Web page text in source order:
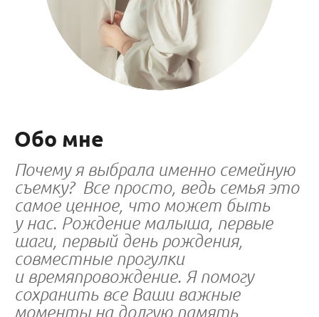
Обо мне
Почему я выбрала именно семейную
съемку? Все просто, ведь семья это
самое ценное, что может быть
у нас. Рождение малыша, первые
шаги, первый день рождения,
совместные прогулки
и времяпровождение. Я помогу
сохранить все Ваши важные
моменты на долгую память